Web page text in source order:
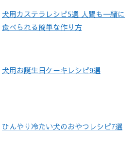
犬用カステラレシピ5選 人間も一緒に
食べられる簡単な作り方
犬用お誕生日ケーキレシピ9選
ひんやり冷たい犬のおやつレシピ7選